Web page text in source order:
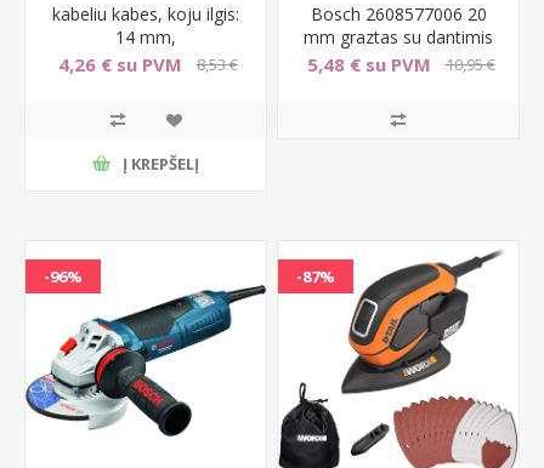
kabeliu kabes, koju ilgis:
14 mm,
4,26 € su PVM
8,53 €
Į KREPŠELĮ
Bosch 2608577006 20
mm graztas su dantimis
5,48 € su PVM
10,95 €
-96% -87%